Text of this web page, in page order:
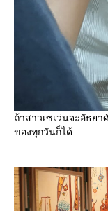
ถ้าสาวเซเว่นจะอัธย
ของทุกวันก็ได้